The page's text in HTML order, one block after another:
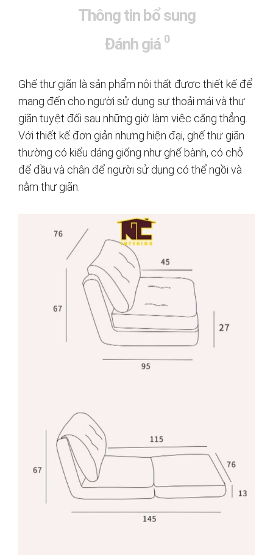
Thông tin bổ sung
Đánh giá 0
Ghế thư giãn là sản phẩm nội thất được thiết kế để
mang đến cho người sử dụng sự thoải mái và thư
giãn tuyệt đối sau những giờ làm việc căng thẳng.
Với thiết kế đơn giản nhưng hiện đại, ghế thư giãn
thường có kiểu dáng giống như ghế bành, có chỗ
để đầu và chân để người sử dụng có thể ngồi và
nằm thư giãn.